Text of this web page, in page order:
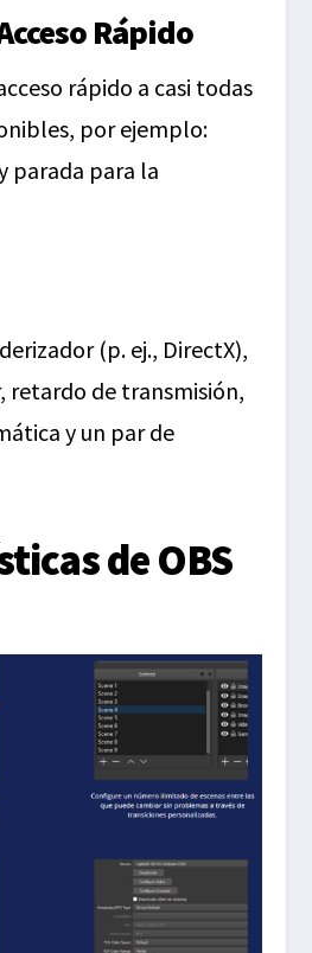
Rápido
rápido a casi todas
por ejemplo:
parada para la
(p. ej., DirectX),
retardo de transmisión,
y un par de
de OBS